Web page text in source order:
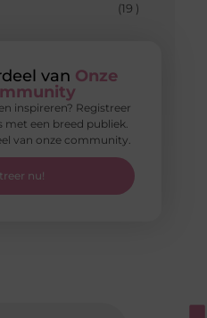
(19 )
van Onze
inspireren? Registreer
met een breed publiek.
van onze community.
nu!